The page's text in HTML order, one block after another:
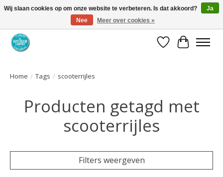
Coaching via download. Effectief en voordelig.
Verlanglijst
Home / Tags / scooterrijles
Producten getagd met
scooterrijles
Filters weergeven
Wij slaan cookies op om onze website te verbeteren. Is dat akkoord?
Ja
Nee
Meer over cookies »